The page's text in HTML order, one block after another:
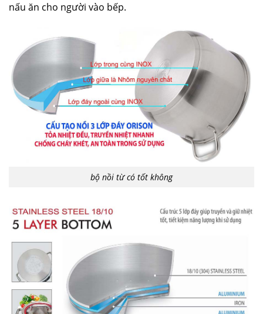
nấu ăn cho người vào bếp.
bộ nồi từ có tốt không